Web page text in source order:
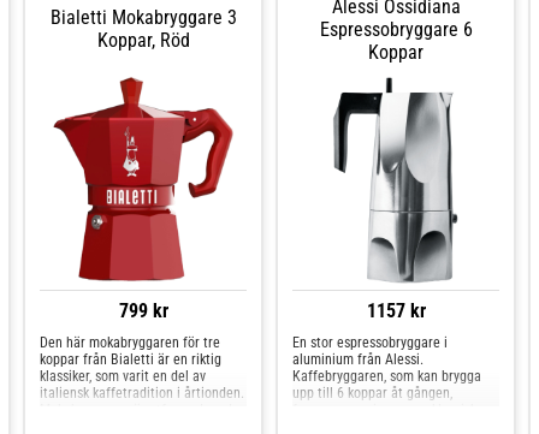
Bialetti Mokabryggare 3
Koppar, Röd
799 kr
Den här mokabryggaren för tre
koppar från Bialetti är en riktig
klassiker, som varit en del av
italiensk kaffetradition i årtionden.
Alessi Ossidiana
Espressobryggare 6
Koppar
1157 kr
En stor espressobryggare i
aluminium från Alessi.
Kaffebryggaren, som kan brygga
upp till 6 koppar åt gången,